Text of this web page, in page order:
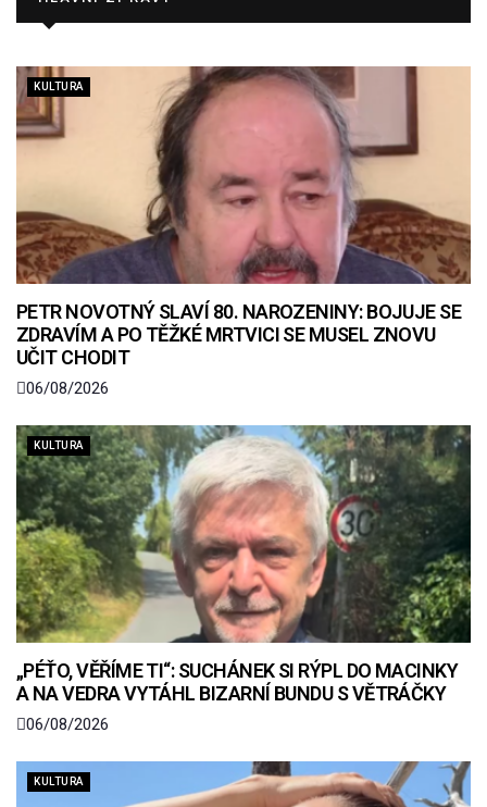
KULTURA
PETR NOVOTNÝ SLAVÍ 80. NAROZENINY: BOJUJE SE
ZDRAVÍM A PO TĚŽKÉ MRTVICI SE MUSEL ZNOVU
UČIT CHODIT
06/08/2026
KULTURA
„PÉŤO, VĚŘÍME TI“: SUCHÁNEK SI RÝPL DO MACINKY
A NA VEDRA VYTÁHL BIZARNÍ BUNDU S VĚTRÁČKY
06/08/2026
KULTURA